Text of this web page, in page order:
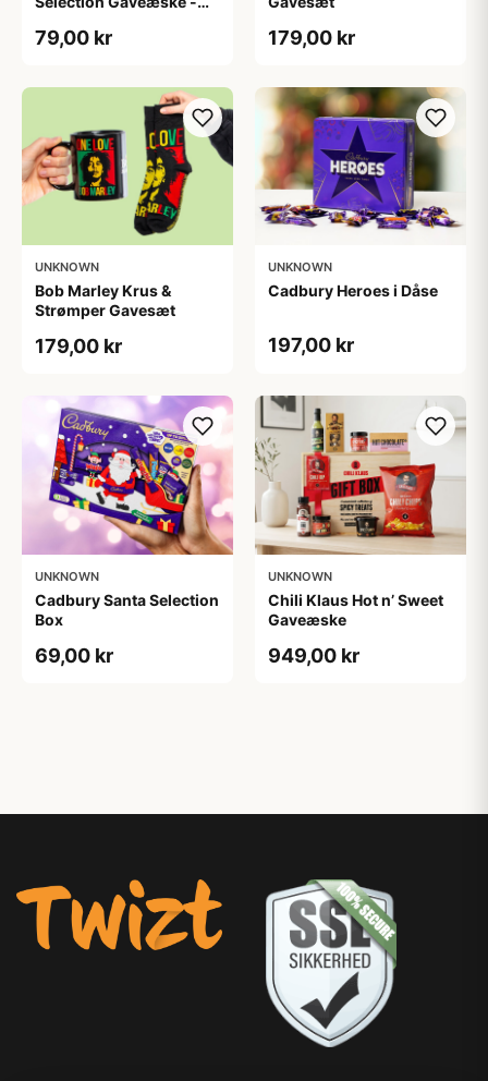
79,00 kr 179,00 kr
UNKNOWN
Bob Marley Krus &
Strømper Gavesæt
179,00 kr
UNKNOWN
Cadbury Heroes i Dåse
197,00 kr
UNKNOWN
Cadbury Santa Selection
Box
69,00 kr
UNKNOWN
Chili Klaus Hot n’ Sweet
Gaveæske
949,00 kr